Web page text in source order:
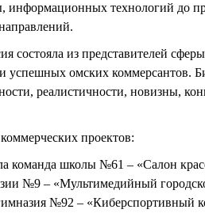
информационных технологий до
состояла из представителей
успешных омских коммерсантов.
реалистичности, новизны,
проектов:
команда школы №61 – «Салон
№9 – «Мультимедийный
гимназия №92 – «Киберспортивный